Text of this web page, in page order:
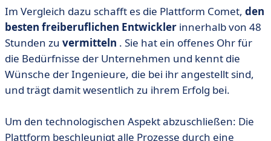
Im Vergleich dazu schafft es die Plattform Comet, den
besten freiberuflichen Entwickler innerhalb von 48
Stunden zu vermitteln . Sie hat ein offenes Ohr für
die Bedürfnisse der Unternehmen und kennt die
Wünsche der Ingenieure, die bei ihr angestellt sind,
und trägt damit wesentlich zu ihrem Erfolg bei.
Um den technologischen Aspekt abzuschließen: Die
Plattform beschleunigt alle Prozesse durch eine